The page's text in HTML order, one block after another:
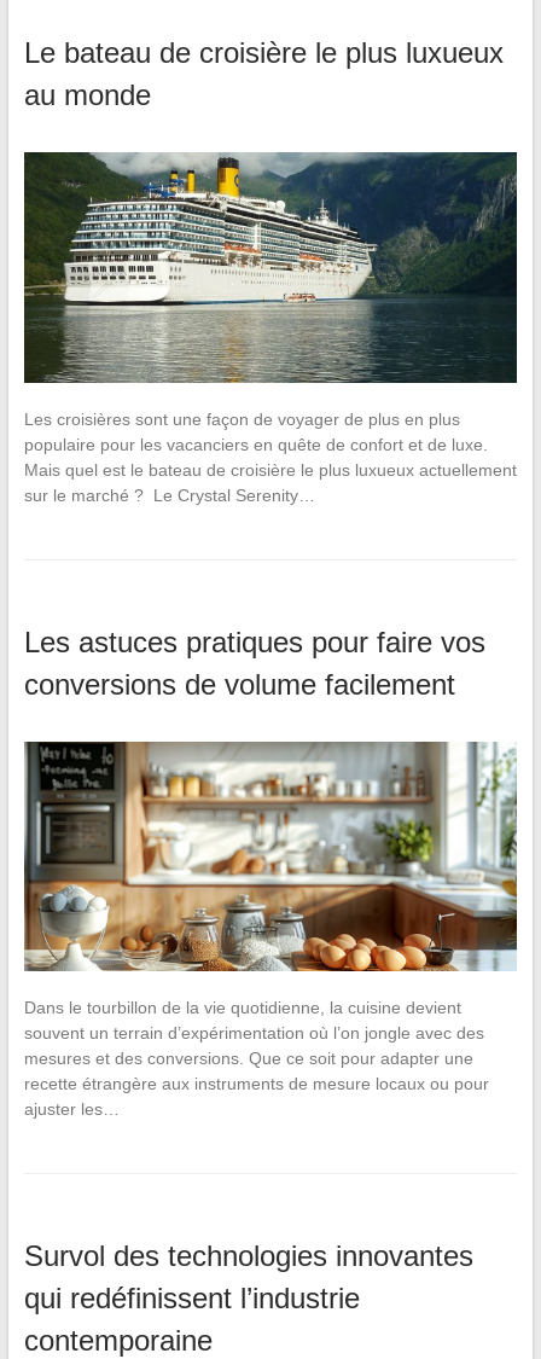
Le bateau de croisière le plus luxueux
au monde
Les croisières sont une façon de voyager de plus en plus
populaire pour les vacanciers en quête de confort et de luxe.
Mais quel est le bateau de croisière le plus luxueux actuellement
sur le marché ? Le Crystal Serenity…
Les astuces pratiques pour faire vos
conversions de volume facilement
Dans le tourbillon de la vie quotidienne, la cuisine devient
souvent un terrain d’expérimentation où l’on jongle avec des
mesures et des conversions. Que ce soit pour adapter une
recette étrangère aux instruments de mesure locaux ou pour
ajuster les…
Survol des technologies innovantes
qui redéfinissent l’industrie
contemporaine